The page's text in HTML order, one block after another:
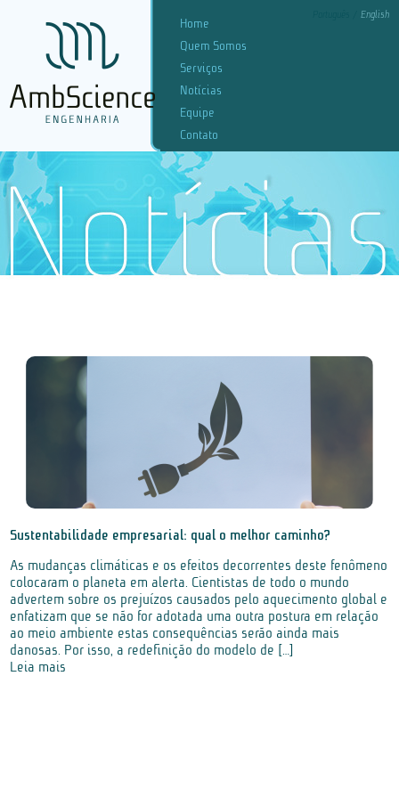
English
Home
Quem Somos
Serviços
Notícias
Equipe
Contato
Sustentabilidade empresarial: qual o melhor caminho?
As mudanças climáticas e os efeitos decorrentes deste fenômeno
colocaram o planeta em alerta. Cientistas de todo o mundo
advertem sobre os prejuízos causados pelo aquecimento global e
enfatizam que se não for adotada uma outra postura em relação
ao meio ambiente estas consequências serão ainda mais
danosas. Por isso, a redefinição do modelo de […]
Leia mais